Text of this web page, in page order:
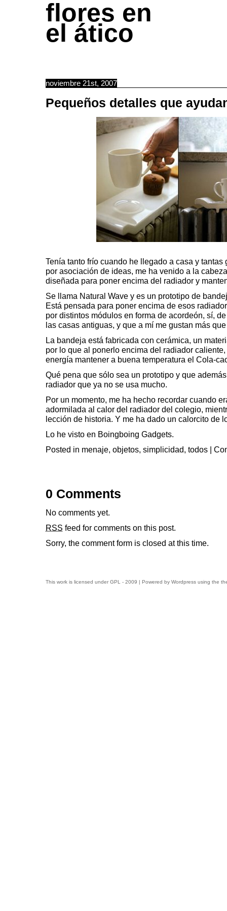
flores en
el ático
noviembre 21st, 2007
Pequeños detalles que
Tenía tanto frío cuando he llegado a casa y
por asociación de ideas, me ha venido a la
diseñada para poner encima del radiador y
Se llama Natural Wave y es un prototipo de
Está pensada para poner encima de esos
por distintos módulos en forma de acordeón, sí,
las casas antiguas, y que a mí me gustan más
La bandeja está fabricada con cerámica, un
por lo que al ponerlo encima del radiador
energía mantener a buena temperatura el Cola-
Qué pena que sólo sea un prototipo y que
radiador que ya no se usa mucho.
Por un momento, me ha hecho recordar cuando
adormilada al calor del radiador del colegio,
lección de historia. Y me ha dado un calorcito de
Lo he visto en Boingboing Gadgets.
Posted in menaje, objetos, simplicidad, todos |
0 Comments
No comments yet.
RSS feed for comments on this post.
Sorry, the comment form is closed at this time.
This work is licensed under GPL - 2009 | Powered by Wordpress using the